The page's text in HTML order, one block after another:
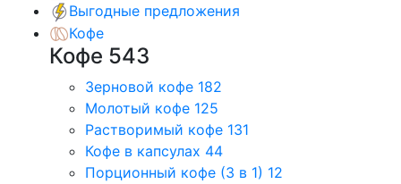
Выгодные предложения
Кофе
Кофе 543
Зерновой кофе 182
Молотый кофе 125
Растворимый кофе 131
Кофе в капсулах 44
Порционный кофе (3 в 1) 12